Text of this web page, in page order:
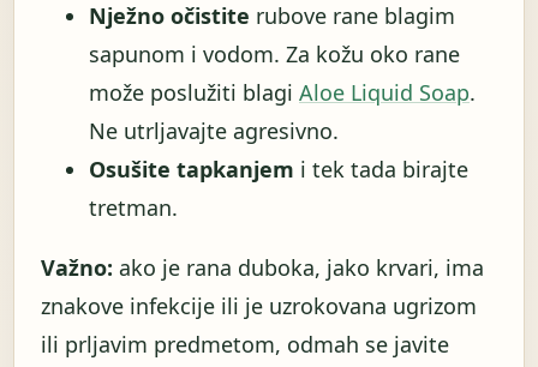
Nježno očistite rubove rane blagim
sapunom i vodom. Za kožu oko rane
može poslužiti blagi Aloe Liquid Soap.
Ne utrljavajte agresivno.
Osušite tapkanjem i tek tada birajte
tretman.
Važno: ako je rana duboka, jako krvari, ima
znakove infekcije ili je uzrokovana ugrizom
ili prljavim predmetom, odmah se javite